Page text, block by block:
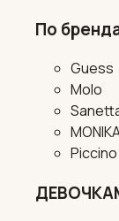
По
Guess
Molo